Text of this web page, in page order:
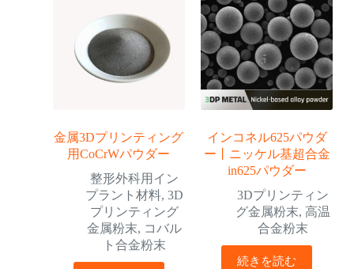
金属3Dプリンティング
用CoCrWパウダー
整形外科用イン
プラント材料,3D
プリンティング
金属粉末, コバル
ト合金粉末
インコネル625パウダ
ー丨ニッケル基超合金
in625パウダー
3Dプリンティン
グ金属粉末, 高温
合金粉末
続きを読む